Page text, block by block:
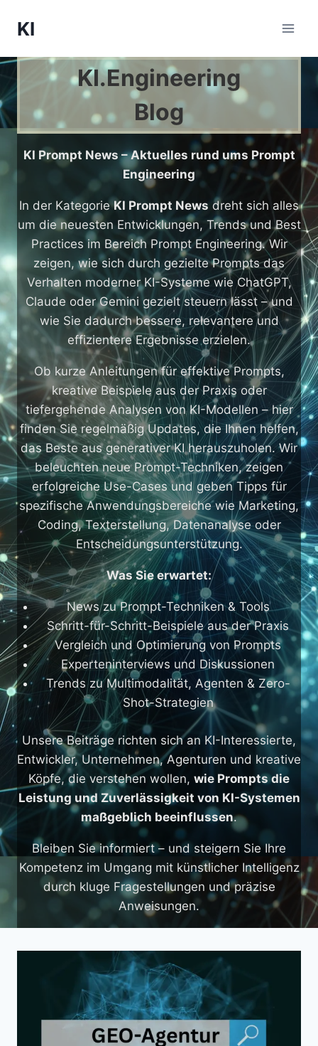
Inhalt
KI
KI.Engineering
Blog
KI Prompt News – Aktuelles rund ums Prompt
Engineering
In der KategorieKI Prompt News dreht sich alles
um die neuesten Entwicklungen, Trends und Best
Practices im Bereich Prompt Engineering. Wir
zeigen, wie sich durch gezielte Prompts das
Verhalten moderner KI-Systeme wie ChatGPT,
Claude oder Gemini gezielt steuern lässt – und
wie Sie dadurch bessere, relevantere und
effizientere Ergebnisse erzielen.
Ob kurze Anleitungen für effektive Prompts,
kreative Beispiele aus der Praxis oder
tiefergehende Analysen von KI-Modellen – hier
finden Sie regelmäßig Updates, die Ihnen helfen,
das Beste aus generativer KI herauszuholen. Wir
beleuchten neue Prompt-Techniken, zeigen
erfolgreiche Use-Cases und geben Tipps für
spezifische Anwendungsbereiche wie Marketing,
Coding, Texterstellung, Datenanalyse oder
Entscheidungsunterstützung.
Was Sie erwartet:
News zu Prompt-Techniken & Tools
Schritt-für-Schritt-Beispiele aus der Praxis
Vergleich und Optimierung von Prompts
Experteninterviews und Diskussionen
Trends zu Multimodalität, Agenten & Zero-
Shot-Strategien
Unsere Beiträge richten sich an KI-Interessierte,
Entwickler, Unternehmen, Agenturen und kreative
Köpfe, die verstehen wollen, wie Prompts die
Leistung und Zuverlässigkeit von KI-Systemen
maßgeblich beeinflussen.
Bleiben Sie informiert – und steigern Sie Ihre
Kompetenz im Umgang mit künstlicher Intelligenz
durch kluge Fragestellungen und präzise
Anweisungen.